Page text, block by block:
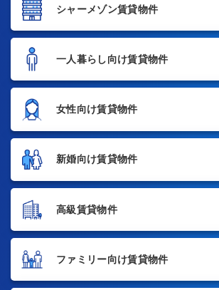
シャーメゾン賃貸物件
一人暮らし向け賃貸物件
女性向け賃貸物件
新婚向け賃貸物件
高級賃貸物件
ファミリー向け賃貸物件